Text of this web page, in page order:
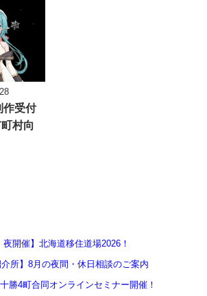
受付
村向
夜開催】北海道移住道場2026！
介所】8月の夜間・休日相談のご案内
勝4町合同オンラインセミナー開催！